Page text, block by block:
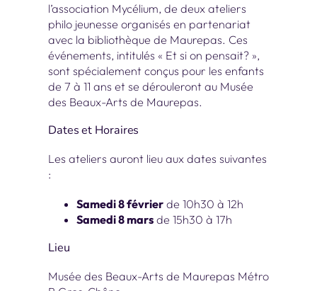
l’association Mycélium, de deux ateliers
philo jeunesse organisés en partenariat
avec la bibliothèque de Maurepas. Ces
événements, intitulés « Et si on pensait? »,
sont spécialement conçus pour les enfants
de 7 à 11 ans et se dérouleront au Musée
des Beaux-Arts de Maurepas.
Dates et Horaires
Les ateliers auront lieu aux dates suivantes
:
Samedi 8 février de 10h30 à 12h
Samedi 8 mars de 15h30 à 17h
Lieu
Musée des Beaux-Arts de Maurepas Métro